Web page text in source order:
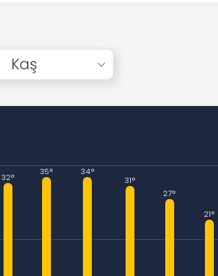
Kaş
32° 35° 34°
31°
27°
21°